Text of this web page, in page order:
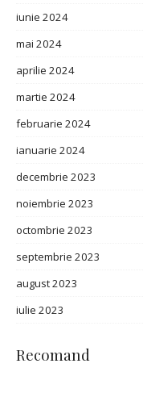
iunie 2024
mai 2024
aprilie 2024
martie 2024
februarie 2024
ianuarie 2024
decembrie 2023
noiembrie 2023
octombrie 2023
septembrie 2023
august 2023
iulie 2023
Recomand